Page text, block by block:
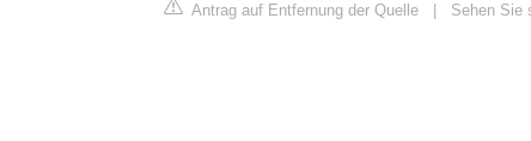
Antrag auf Entfernung der Quelle Sehen Sie